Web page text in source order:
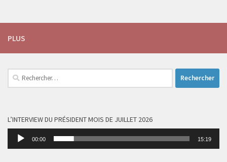
PLUS
Rechercher :
L’INTERVIEW DU PRÉSIDENT MOIS DE JUILLET 2026
Lecteur
00:00 15:19